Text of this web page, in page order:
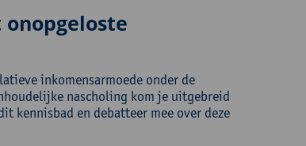
inkomensarmoede onder de
nascholing kom je uitgebreid
kennisbad en debatteer mee over deze